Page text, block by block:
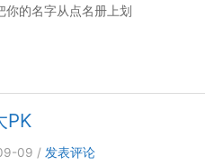
你的名字从点名册上划
PK
09 / 发表评论